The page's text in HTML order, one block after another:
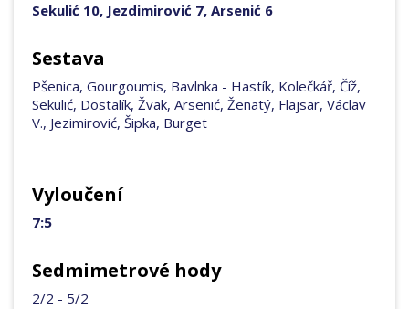
Sekulić 10, Jezdimirović 7, Arsenić 6
Sestava
Pšenica, Gourgoumis, Bavlnka - Hastík, Kolečkář, Číž,
Sekulić, Dostalík, Žvak, Arsenić, Ženatý, Flajsar, Václav
V., Jezimirović, Šipka, Burget
Vyloučení
7:5
Sedmimetrové hody
2/2 - 5/2